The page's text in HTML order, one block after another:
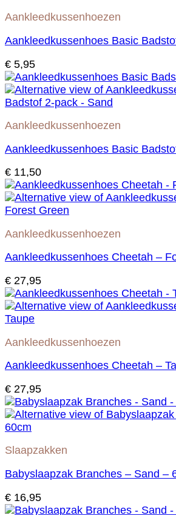
Aankleedkussenhoezen
Aankleedkussenhoes Basic
€ 5,95
Aankleedkussenhoezen
Aankleedkussenhoes Basic
€ 11,50
Aankleedkussenhoezen
Aankleedkussenhoes Cheetah –
€ 27,95
Aankleedkussenhoezen
Aankleedkussenhoes Cheetah –
€ 27,95
Slaapzakken
Babyslaapzak Branches – Sand –
€ 16,95